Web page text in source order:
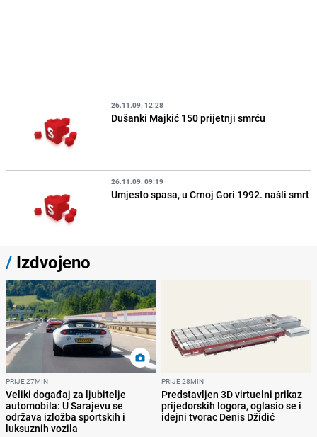
26.11.09. 12:28
Dušanki Majkić 150 prijetnji smrću
26.11.09. 09:19
Umjesto spasa, u Crnoj Gori 1992. našli smrt
/ Izdvojeno
PRIJE 27MIN
Veliki događaj za ljubitelje
automobila: U Sarajevu se
održava izložba sportskih i
luksuznih vozila
PRIJE 28MIN
Predstavljen 3D virtuelni prikaz
prijedorskih logora, oglasio se i
idejni tvorac Denis Džidić